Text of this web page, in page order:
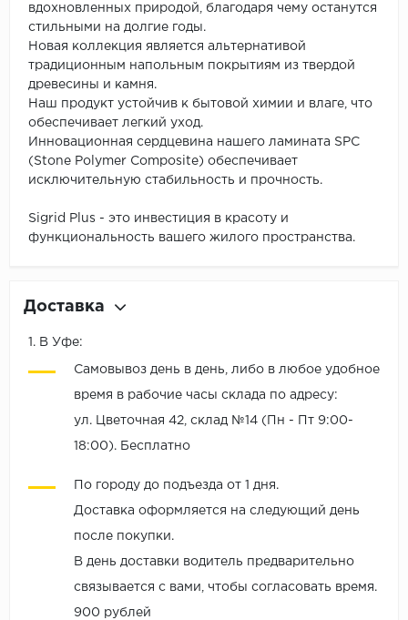
вдохновленных природой, благодаря чему останутся
стильными на долгие годы.
Новая коллекция является альтернативой
традиционным напольным покрытиям из твердой
древесины и камня.
Наш продукт устойчив к бытовой химии и влаге, что
обеспечивает легкий уход.
Инновационная сердцевина нашего ламината SPC
(Stone Polymer Composite) обеспечивает
исключительную стабильность и прочность.
Sigrid Plus - это инвестиция в красоту и
функциональность вашего жилого пространства.
Доставка
1. В Уфе:
Самовывоз день в день, либо в любое удобное
время в рабочие часы склада по адресу:
ул. Цветочная 42, склад №14 (Пн - Пт 9:00-
18:00). Бесплатно
По городу до подъезда от 1 дня.
Доставка оформляется на следующий день
после покупки.
В день доставки водитель предварительно
связывается с вами, чтобы согласовать время.
900 рублей